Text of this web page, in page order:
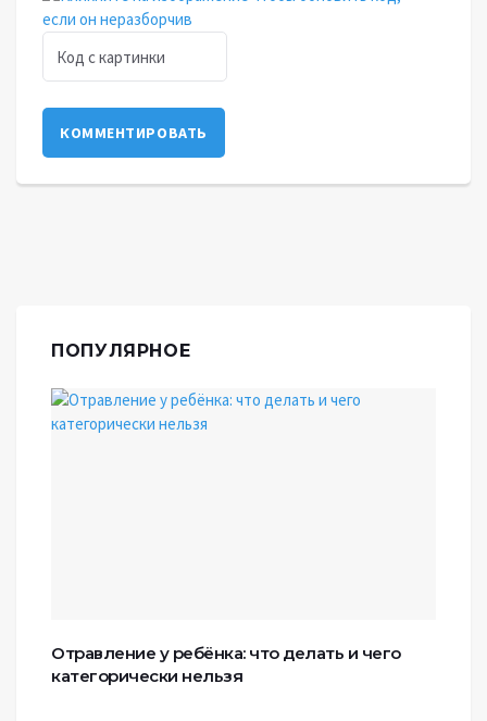
КОММЕНТИРОВАТЬ
ПОПУЛЯРНОЕ
Отравление у ребёнка: что делать и чего
категорически нельзя